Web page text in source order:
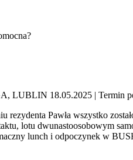
LUBLIN 18.05.2025 | Termin
rezydenta Pawła wszystko
lotu dwunastoosobowym
lunch i odpoczynek w